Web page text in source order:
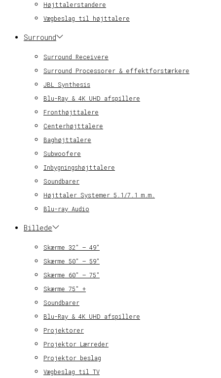
Højttalerstandere
Vægbeslag til højttalere
Surround
Surround Receivere
Surround Processorer & effektforstærkere
JBL Synthesis
Blu-Ray & 4K UHD afspillere
Fronthøjttalere
Centerhøjttalere
Baghøjttalere
Subwoofere
Inbygningshøjttalere
Soundbarer
Højttaler Systemer 5.1/7.1 m.m.
Blu-ray Audio
Billede
Skærme 32″ – 49″
Skærme 50″ – 59″
Skærme 60″ – 75″
Skærme 75″ +
Soundbarer
Blu-Ray & 4K UHD afspillere
Projektorer
Projektor Lærreder
Projektor beslag
Vægbeslag til TV